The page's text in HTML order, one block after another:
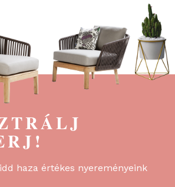
haza értékes nyereményeink